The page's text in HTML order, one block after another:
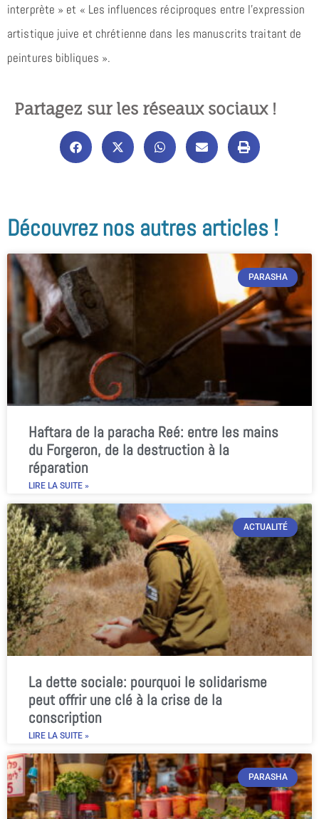
interprète » et « Les influences réciproques entre l’expression
artistique juive et chrétienne dans les manuscrits traitant de
peintures bibliques ».
Partagez sur les réseaux sociaux !
Découvrez nos autres articles !
PARASHA
Haftara de la paracha Reé: entre les mains
du Forgeron, de la destruction à la
réparation
LIRE LA SUITE »
ACTUALITÉ
La dette sociale: pourquoi le solidarisme
peut offrir une clé à la crise de la
conscription
LIRE LA SUITE »
PARASHA